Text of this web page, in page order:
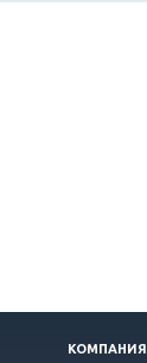
КОМПАНИЯ